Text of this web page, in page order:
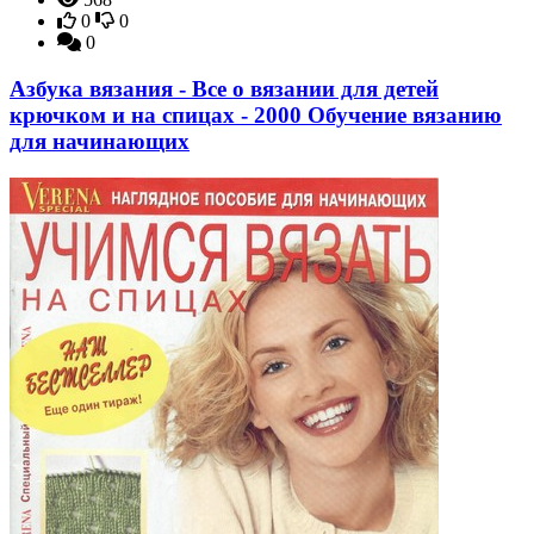
0
0
0
Азбука вязания - Все о вязании для детей
крючком и на спицах - 2000 Обучение вязанию
для начинающих